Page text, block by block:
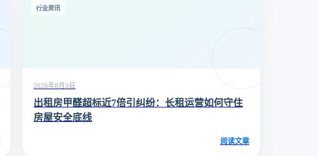
行业资讯
2026年8月3日
出租房甲醛超标近7倍引纠纷：长租运营如何守住
房屋安全底线
阅读文章